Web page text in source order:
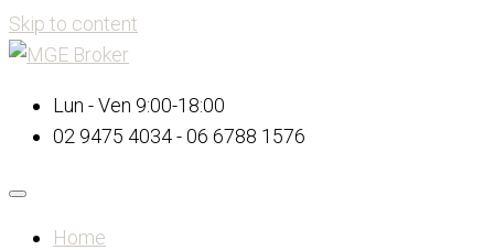
Skip to content
Lun - Ven 9:00-18:00
02 9475 4034 - 06 6788 1576
Home